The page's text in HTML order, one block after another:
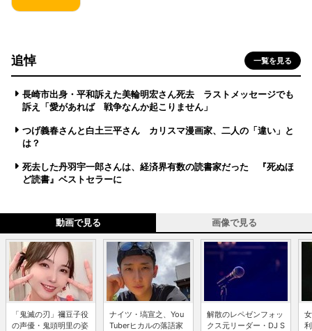
追悼 一覧を見る
長崎市出身・平和訴えた美輪明宏さん死去 ラストメッセージでも
訴え「愛があれば 戦争なんか起こりません」
つげ義春さんと白土三平さん カリスマ漫画家、二人の「違い」と
は？
死去した丹羽宇一郎さんは、経済界有数の読書家だった 『死ぬほ
ど読書』ベストセラーに
動画で見る 画像で見る
「鬼滅の刃」禰豆子役
の声優・鬼頭明里の姿
ナイツ・塙宣之、You
Tuberヒカルの落語家
解散のレペゼンフォッ
クス元リーダー・DJ S